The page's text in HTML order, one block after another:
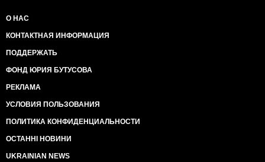
О НАС
КОНТАКТНАЯ ИНФОРМАЦИЯ
ПОДДЕРЖАТЬ
ФОНД ЮРИЯ БУТУСОВА
РЕКЛАМА
УСЛОВИЯ ПОЛЬЗОВАНИЯ
ПОЛИТИКА КОНФИДЕНЦИАЛЬНОСТИ
ОСТАННІ НОВИНИ
UKRAINIAN NEWS